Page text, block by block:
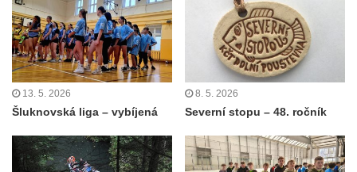
13. 5. 2026
Šluknovská liga – vybíjená
8. 5. 2026
Severní stopu – 48. ročník